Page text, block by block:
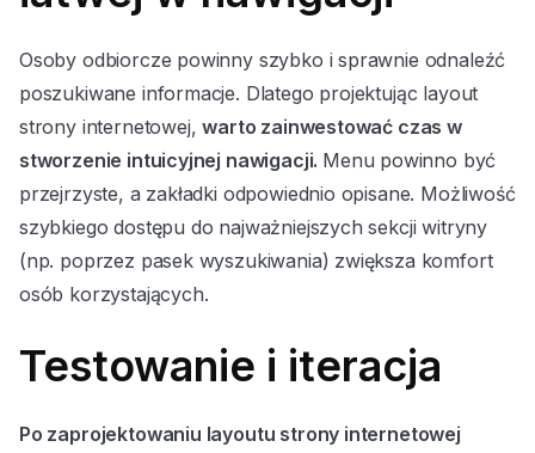
Osoby odbiorcze powinny szybko i sprawnie odnaleźć
poszukiwane informacje. Dlatego projektując layout
strony internetowej,warto zainwestować czas w
stworzenie intuicyjnej nawigacji. Menu powinno być
przejrzyste, a zakładki odpowiednio opisane. Możliwość
szybkiego dostępu do najważniejszych sekcji witryny
(np. poprzez pasek wyszukiwania) zwiększa komfort
osób korzystających.
Testowanie i iteracja
Po zaprojektowaniu layoutu strony internetowej